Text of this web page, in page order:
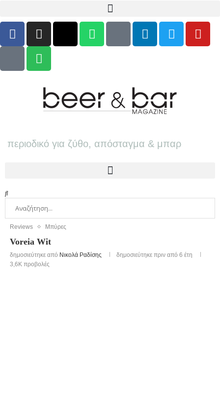
περιοδικό για ζύθο, απόσταγμα & μπαρ
Reviews Μπύρες
Voreia Wit
δημοσιεύτηκε από Νικολά Ραδίσης
δημοσιεύτηκε πριν από 6 έτη
3,6K προβολές